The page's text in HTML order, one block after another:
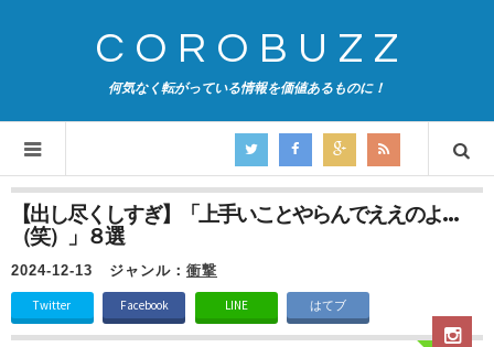
COROBUZZ
何気なく転がっている情報を価値あるものに！
【出し尽くしすぎ】「上手いことやらんでええのよ…
（笑）」８選
2024-12-13 ジャンル： 衝撃
Twitter Facebook LINE はてブ